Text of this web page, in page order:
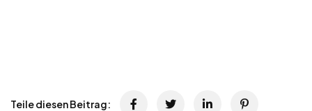
Teile diesen Beitrag: